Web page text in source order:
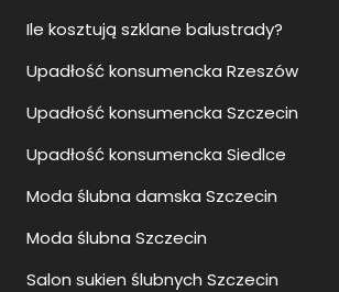
Ile kosztują szklane balustrady?
Upadłość konsumencka Rzeszów
Upadłość konsumencka Szczecin
Upadłość konsumencka Siedlce
Moda ślubna damska Szczecin
Moda ślubna Szczecin
Salon sukien ślubnych Szczecin